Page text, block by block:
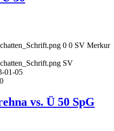
0 0 SV Merkur
SV
01-05
vs. Ü 50 SpG